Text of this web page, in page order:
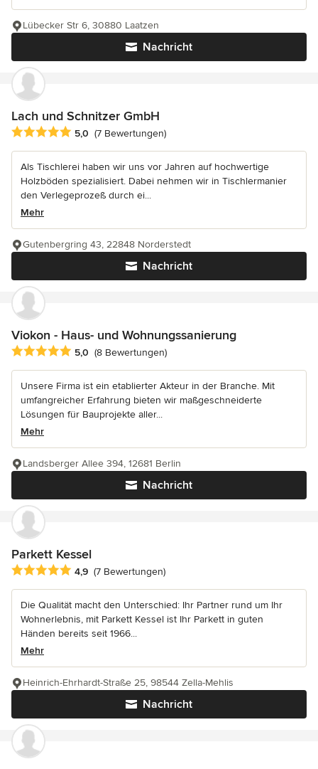
Nachricht
Lübecker Str 6, 30880 Laatzen
Lach und Schnitzer GmbH
Durchschnittliche Bewertung: 5 von 5 Sternen
5,0 (7 Bewertungen)
Als Tischlerei haben wir uns vor Jahren auf hochwertige
Holzböden spezialisiert. Dabei nehmen wir in Tischlermanier
den Verlegeprozeß durch ei...
Mehr
Nachricht
Gutenbergring 43, 22848 Norderstedt
Viokon - Haus- und Wohnungssanierung
Durchschnittliche Bewertung: 5 von 5 Sternen
5,0 (8 Bewertungen)
Unsere Firma ist ein etablierter Akteur in der Branche. Mit
umfangreicher Erfahrung bieten wir maßgeschneiderte
Lösungen für Bauprojekte aller...
Mehr
Nachricht
Landsberger Allee 394, 12681 Berlin
Parkett Kessel
Durchschnittliche Bewertung: 4.9 von 5 Sternen
4,9 (7 Bewertungen)
Die Qualität macht den Unterschied: Ihr Partner rund um Ihr
Wohnerlebnis, mit Parkett Kessel ist Ihr Parkett in guten
Händen bereits seit 1966...
Mehr
Nachricht
Heinrich-Ehrhardt-Straße 25, 98544 Zella-Mehlis